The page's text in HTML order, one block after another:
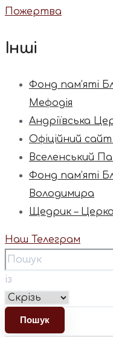
Пожертва
Інші
Фонд пам’яті
Мефодія
Андріївська
Офіційний
Вселенський
Фонд пам’яті
Володимира
Щедрик –
Наш Телеграм
із